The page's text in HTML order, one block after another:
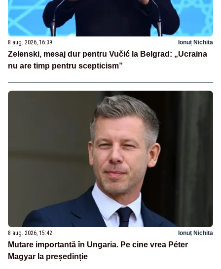
8 aug. 2026, 16:39 Ionuț Nichita
Zelenski, mesaj dur pentru Vučić la Belgrad: „Ucraina
nu are timp pentru scepticism”
8 aug. 2026, 15:42 Ionuț Nichita
Mutare importantă în Ungaria. Pe cine vrea Péter
Magyar la președinție